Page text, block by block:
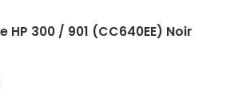
300 / 901 (CC640EE) Noir